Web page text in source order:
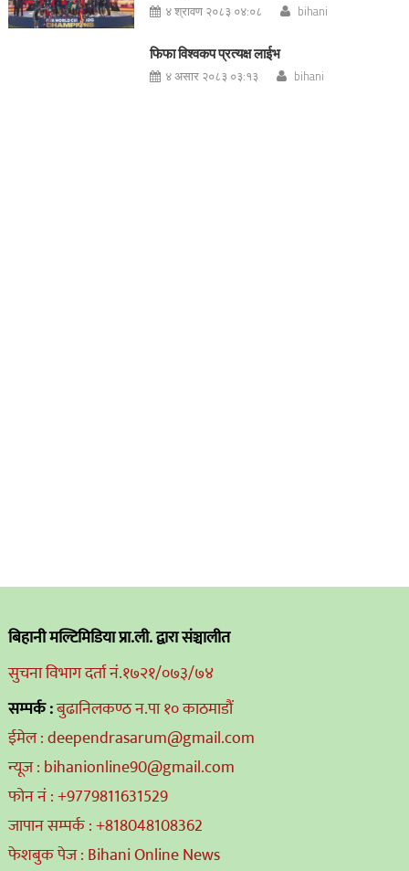
४ श्रावण २०८३ ०४:०८ bihani
फिफा विश्वकप प्रत्यक्ष लाईभ
४ असार २०८३ ०३:१३ bihani
बिहानी मल्टिमिडिया प्रा.ली. द्वारा संञ्चालीत
सुचना विभाग दर्ता नं.१७२१/०७३/७४
सम्पर्क :बुढानिलकण्ठ न.पा १० काठमाडौं
ईमेल : deependrasarum@gmail.com
न्यूज : bihanionline90@gmail.com
फोन नं : +9779811631529
जापान सम्पर्क : +818048108362
फेशबुक पेज : Bihani Online News